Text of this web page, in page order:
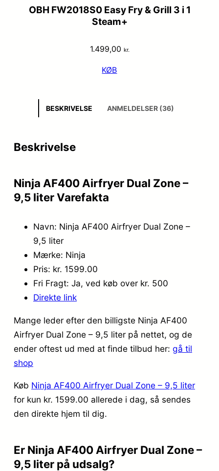
OBH FW2018S0 Easy Fry & Grill 3 i 1
Steam+
1.499,00 kr.
KØB
BESKRIVELSE ANMELDELSER (36)
Beskrivelse
Ninja AF400 Airfryer Dual Zone –
9,5 liter Varefakta
Navn: Ninja AF400 Airfryer Dual Zone –
9,5 liter
Mærke: Ninja
Pris: kr. 1599.00
Fri Fragt: Ja, ved køb over kr. 500
Direkte link
Mange leder efter den billigste Ninja AF400
Airfryer Dual Zone – 9,5 liter på nettet, og de
ender oftest ud med at finde tilbud her: gå til
shop
Køb Ninja AF400 Airfryer Dual Zone – 9,5 liter
for kun kr. 1599.00 allerede i dag, så sendes
den direkte hjem til dig.
Er Ninja AF400 Airfryer Dual Zone –
9,5 liter på udsalg?